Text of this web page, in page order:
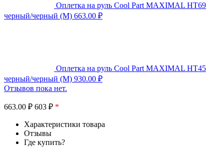
Оплетка на руль Cool Part MAXIMAL HT69
черный/черный (M) 663.00 ₽
Оплетка на руль Cool Part MAXIMAL HT45
черный/черный (M) 930.00 ₽
Отзывов пока нет.
663.00 ₽ 603 ₽ *
Характеристики товара
Отзывы
Где купить?